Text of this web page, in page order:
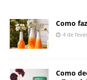
Como
4 de
Como